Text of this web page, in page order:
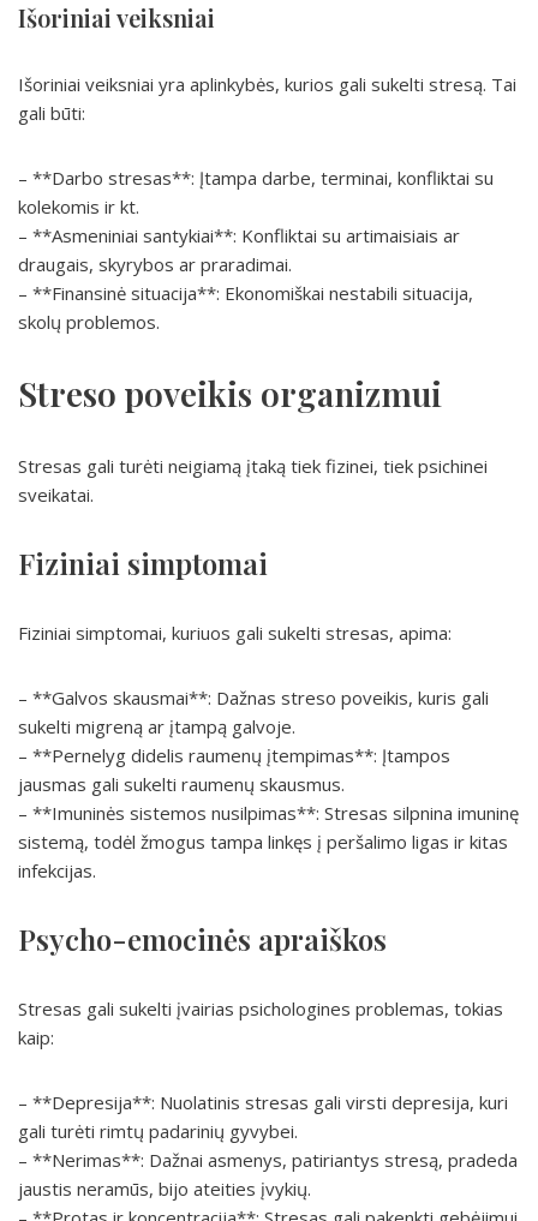
Išoriniai veiksniai
Išoriniai veiksniai yra aplinkybės, kurios gali sukelti stresą. Tai
gali būti:
– **Darbo stresas**: Įtampa darbe, terminai, konfliktai su
kolekomis ir kt.
– **Asmeniniai santykiai**: Konfliktai su artimaisiais ar
draugais, skyrybos ar praradimai.
– **Finansinė situacija**: Ekonomiškai nestabili situacija,
skolų problemos.
Streso poveikis organizmui
Stresas gali turėti neigiamą įtaką tiek fizinei, tiek psichinei
sveikatai.
Fiziniai simptomai
Fiziniai simptomai, kuriuos gali sukelti stresas, apima:
– **Galvos skausmai**: Dažnas streso poveikis, kuris gali
sukelti migreną ar įtampą galvoje.
– **Pernelyg didelis raumenų įtempimas**: Įtampos
jausmas gali sukelti raumenų skausmus.
– **Imuninės sistemos nusilpimas**: Stresas silpnina imuninę
sistemą, todėl žmogus tampa linkęs į peršalimo ligas ir kitas
infekcijas.
Psycho-emocinės apraiškos
Stresas gali sukelti įvairias psichologines problemas, tokias
kaip:
– **Depresija**: Nuolatinis stresas gali virsti depresija, kuri
gali turėti rimtų padarinių gyvybei.
– **Nerimas**: Dažnai asmenys, patiriantys stresą, pradeda
jaustis neramūs, bijo ateities įvykių.